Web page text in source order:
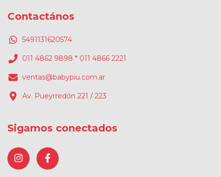
Contactános
5491131620574
011 4862 9898 * 011 4866 2221
ventas@babypiu.com.ar
Av. Pueyrredón 221 / 223
Sigamos conectados